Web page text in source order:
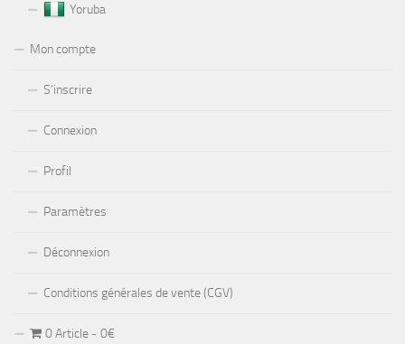
Yoruba
Mon compte
S’inscrire
Connexion
Profil
Paramètres
Déconnexion
Conditions générales de vente (CGV)
0 Article 0€